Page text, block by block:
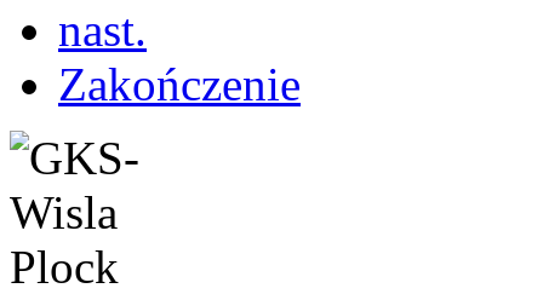
nast.
Zakończenie